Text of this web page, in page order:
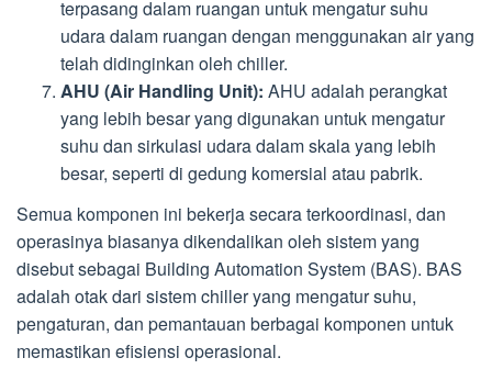
terpasang dalam ruangan untuk mengatur suhu
udara dalam ruangan dengan menggunakan air yang
telah didinginkan oleh chiller.
AHU (Air Handling Unit): AHU adalah perangkat
yang lebih besar yang digunakan untuk mengatur
suhu dan sirkulasi udara dalam skala yang lebih
besar, seperti di gedung komersial atau pabrik.
Semua komponen ini bekerja secara terkoordinasi, dan
operasinya biasanya dikendalikan oleh sistem yang
disebut sebagai Building Automation System (BAS). BAS
adalah otak dari sistem chiller yang mengatur suhu,
pengaturan, dan pemantauan berbagai komponen untuk
memastikan efisiensi operasional.